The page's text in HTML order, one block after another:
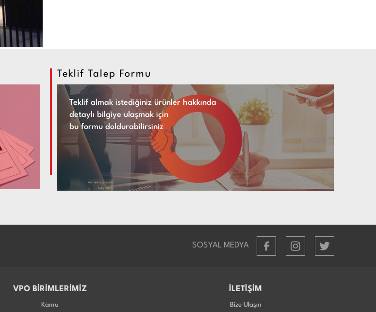
Teklif Talep Formu
Teklif almak istediğiniz ürünler hakkında
detaylı bilgiye ulaşmak için
bu formu doldurabilirsiniz
SOSYAL MEDYA
VPO BİRİMLERİMİZ
Kamu
İLETİŞİM
Bize Ulaşın